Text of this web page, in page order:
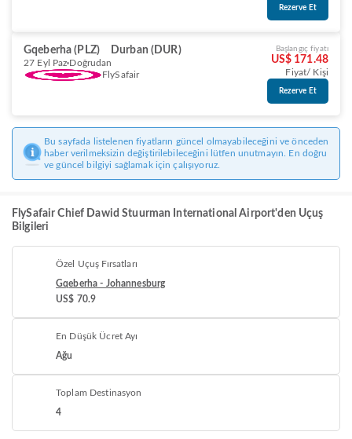
Rezerve Et
Gqeberha (PLZ) Durban (DUR)
27 Eyl Paz Doğrudan
FlySafair
Başlangıç fiyatı
US$ 171.48
Fiyat/ Kişi
Rezerve Et
Bu sayfada listelenen fiyatların güncel olmayabileceğini ve önceden
haber verilmeksizin değiştirilebileceğini lütfen unutmayın. En doğru
ve güncel bilgiyi sağlamak için çalışıyoruz.
FlySafair Chief Dawid Stuurman International Airport'den Uçuş
Bilgileri
Özel Uçuş Fırsatları
Gqeberha - Johannesburg
US$ 70.9
En Düşük Ücret Ayı
Ağu
Toplam Destinasyon
4